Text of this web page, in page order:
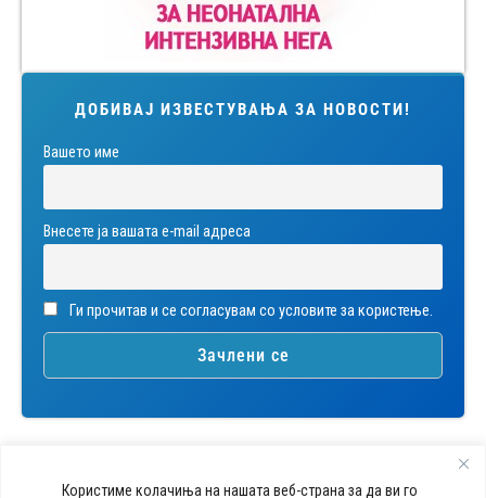
Користиме колачиња на нашата веб-страна за да ви го
ДОБИВАЈ ИЗВЕСТУВАЊА ЗА НОВОСТИ!
Вашето име
Внесете ја вашата е-mail адреса
Ги прочитав и се согласувам со условите за користење.